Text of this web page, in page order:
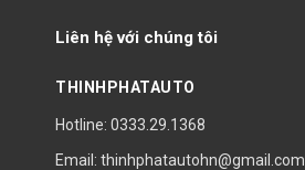
Liên hệ với chúng tôi
THINHPHATAUTO
Hotline: 0333.29.1368
Email: thinhphatautohn@gmail.com